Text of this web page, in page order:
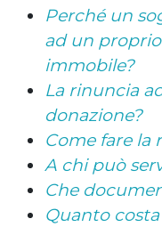
Perché un
ad un
immobile?
La rinuncia
donazione?
Come fare la
A chi può
Che
Quanto